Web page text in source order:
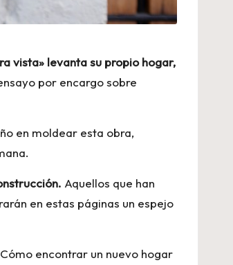
vista» levanta su propio hogar,
por encargo sobre
en moldear esta obra,
Aquellos que han
en estas páginas un espejo
encontrar un nuevo hogar